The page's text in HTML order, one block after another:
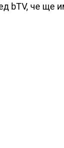
bTV, че ще